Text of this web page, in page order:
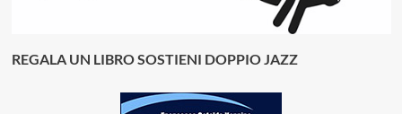
REGALA UN LIBRO SOSTIENI DOPPIO JAZZ